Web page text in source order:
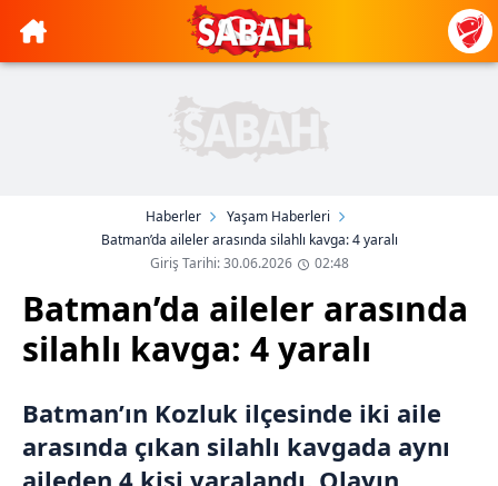
Haberler
Yaşam Haberleri
Batman’da aileler arasında silahlı kavga: 4 yaralı
Giriş Tarihi: 30.06.2026
02:48
Batman’da aileler arasında
silahlı kavga: 4 yaralı
Batman’ın Kozluk ilçesinde iki aile
arasında çıkan silahlı kavgada aynı
aileden 4 kişi yaralandı. Olayın